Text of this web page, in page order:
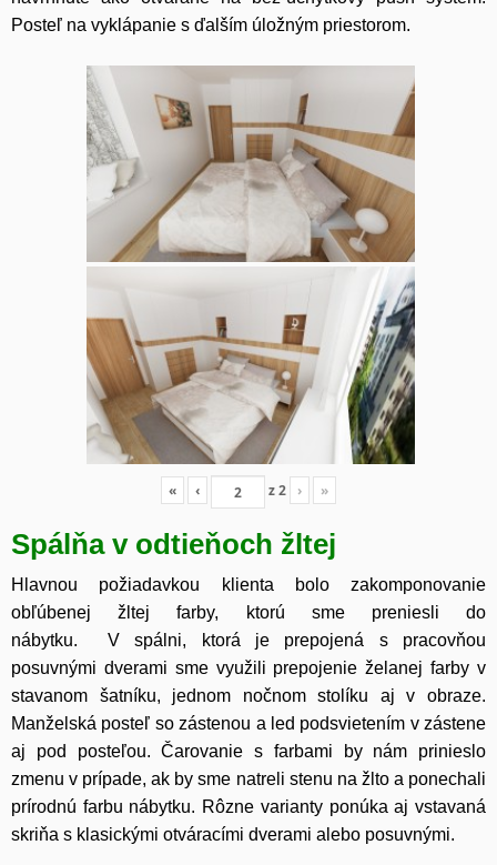
Posteľ na vyklápanie s ďalším úložným priestorom.
« ‹ z2 › »
Spálňa v odtieňoch žltej
Hlavnou požiadavkou klienta bolo zakomponovanie
obľúbenej žltej farby, ktorú sme preniesli do
nábytku. V spálni, ktorá je prepojená s pracovňou
posuvnými dverami sme využili prepojenie želanej farby v
stavanom šatníku, jednom nočnom stolíku aj v obraze.
Manželská posteľ so zástenou a led podsvietením v zástene
aj pod posteľou. Čarovanie s farbami by nám prinieslo
zmenu v prípade, ak by sme natreli stenu na žlto a ponechali
prírodnú farbu nábytku. Rôzne varianty ponúka aj vstavaná
skriňa s klasickými otváracími dverami alebo posuvnými.